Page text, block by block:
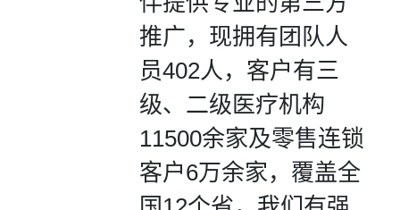
推广，现拥有团队人
员402人，客户有三
级、二级医疗机构
11500余家及零售连锁
客户6万余家，覆盖全